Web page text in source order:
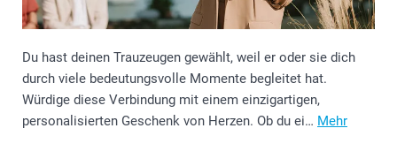
Du hast deinen Trauzeugen gewählt, weil er oder sie dich
durch viele bedeutungsvolle Momente begleitet hat.
Würdige diese Verbindung mit einem einzigartigen,
personalisierten Geschenk von Herzen. Ob du ei… Mehr